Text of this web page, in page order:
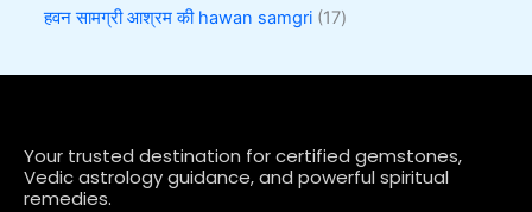
हवन सामग्री आश्रम की hawan samgri 17
Your trusted destination for certified gemstones,
Vedic astrology guidance, and powerful spiritual
remedies.